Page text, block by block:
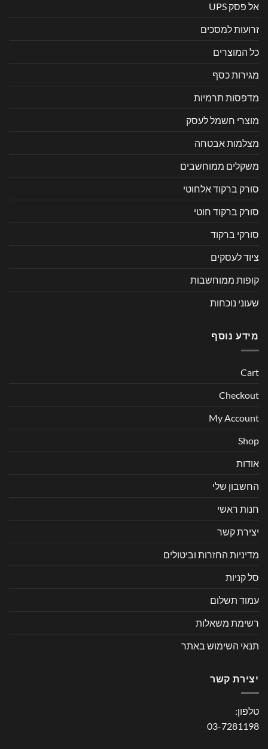
אל פסק UPS
זרועות למסכים
כל המוצרים
מגירות כסף
מדפסות תרמיות
מוצרי חשמל לעסק
מצלמות אבטחה
משקלים ממוחשבים
סורק ברקוד אלחוטי
סורק ברקוד חוטי
סורקי ברקוד
ציוד לעסקים
קופות ממוחשבות
שעוני נוכחות
מידע נוסף
Cart
Checkout
My Account
Shop
אודות
החשבון שלי
חנות ראשי
יצירת קשר
מדיניות החזרות וביטולים
סל קניות
עמוד תשלום
רשימת משאלות
תנאי השימוש באתר
יצירת קשר
טלפון:
03-7281198